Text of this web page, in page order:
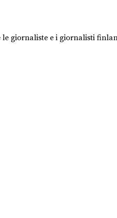
giornaliste e i giornalisti